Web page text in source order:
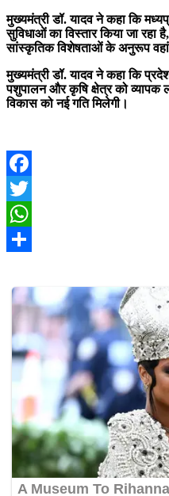
मुख्यमंत्री डॉ. यादव ने कहा कि
सुविधाओं का विस्तार किया जा
सांस्कृतिक विशेषताओं के अनुरूप वहां
मुख्यमंत्री डॉ. यादव ने कहा कि
पशुपालन और कृषि क्षेत्र को व्यापक
विकास को नई गति मिलेगी।
Facebook
Twitter
WhatsApp